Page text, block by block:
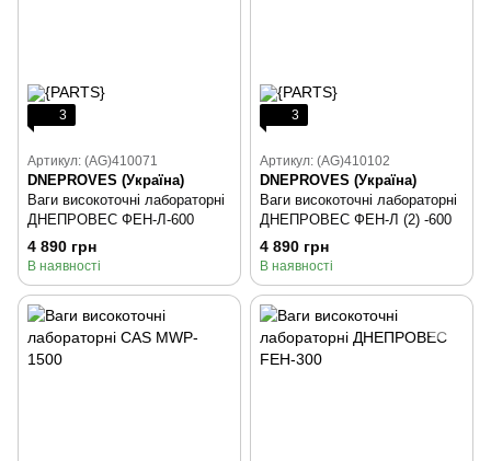
3
Артикул: (AG)410071
DNEPROVES (Україна)
Ваги високоточні лабораторні
ДНЕПРОВЕС ФЕН-Л-600
4 890 грн
В наявності
3
Артикул: (AG)410102
DNEPROVES (Україна)
Ваги високоточні лабораторні
ДНЕПРОВЕС ФЕН-Л (2) -600
4 890 грн
В наявності